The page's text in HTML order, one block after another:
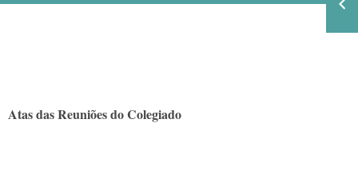
Atas das Reuniões do Colegiado